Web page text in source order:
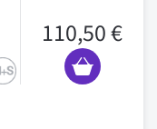
110,50 €